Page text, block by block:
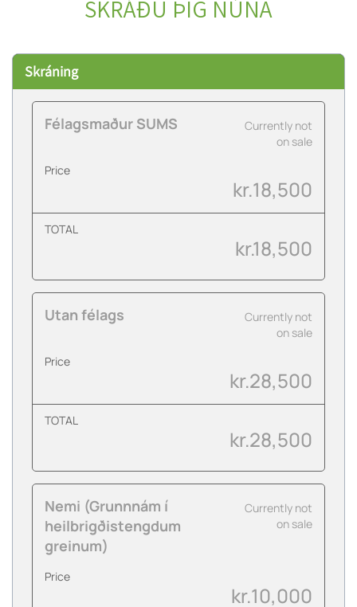
SKRÁÐU ÞIG NÚNA